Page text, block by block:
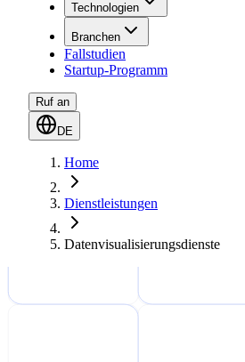
Technologien
Branchen
Fallstudien
Startup-Programm
Ruf an
DE
Home
Dienstleistungen
Datenvisualisierungsdienste